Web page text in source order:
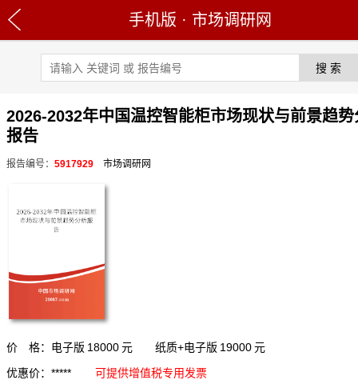
手机版 · 市场调研网
2026-2032年中国温控智能柜市场现状与前景趋势
报告
报告编号： 5917929 市场调研网
价 格：电子版 18000 元 纸质+电子版 19000 元
优惠价：*****
可提供增值税专用发票